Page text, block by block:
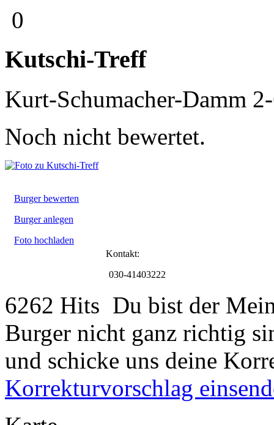
0
Kutschi-Treff
Kurt-Schumacher-Damm
Noch nicht bewertet.
Burger bewerten
Burger anlegen
Foto hochladen
Kontakt:
030-41403222
6262 Hits Du bist der
Burger nicht ganz richtig
und schicke uns deine
Korrekturvorschlag